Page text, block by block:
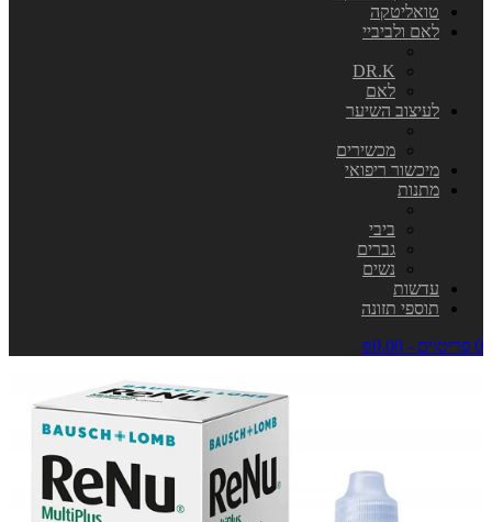
טואליטקה
לאם ולביביי
DR.K
לאם
לעיצוב השיער
מכשירים
מיכשור ריפואי
מתנות
ביבי
גברים
נשים
עדשות
תוספי תזונה
0 פריט\ים - ₪0.00